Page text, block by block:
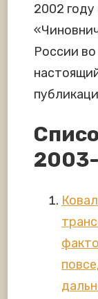
2002
России
2003-